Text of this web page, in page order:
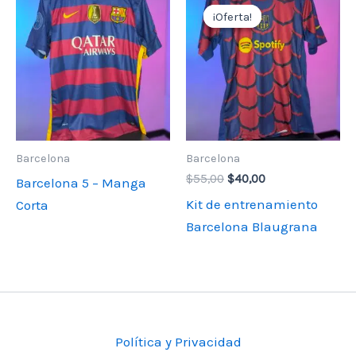
Barcelona
Barcelona 5 – Manga
Corta
¡Oferta!
¡Oferta!
Barcelona
$55,00 El
original
era:
$40,00El
actual
es:
$40,00.
Kit de entrenamiento
Barcelona Blaugrana
Política y Privacidad